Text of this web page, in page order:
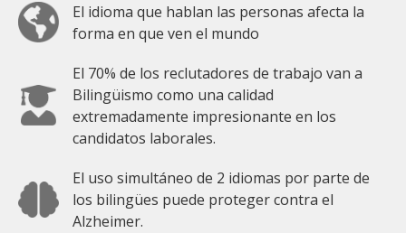
El idioma que hablan las personas afecta la
forma en que ven el mundo
El 70% de los reclutadores de trabajo van a
Bilingüismo como una calidad
extremadamente impresionante en los
candidatos laborales.
El uso simultáneo de 2 idiomas por parte de
los bilingües puede proteger contra el
Alzheimer.